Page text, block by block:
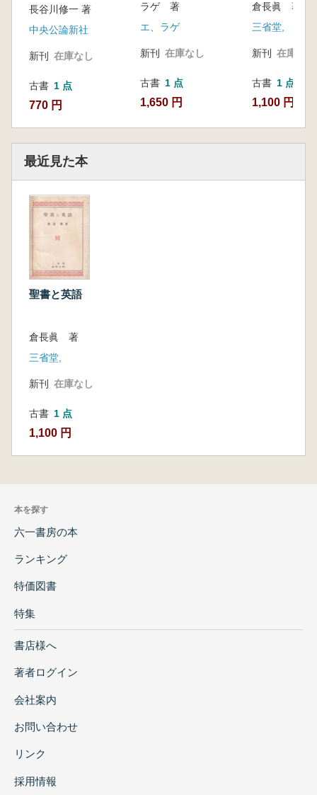
長谷川修一 著
中央公論新社
新刊 在庫なし
古書 1 点
770 円
ラゲ 著
エ、ラゲ
新刊 在庫なし
古書 1 点
1,650 円
倉長眞 著
三省堂,
新刊 在庫なし
古書 1 点
1,100 円
最近見た本
聖書と英語
倉長眞 著
三省堂,
新刊 在庫なし
古書 1 点
1,100 円
本を探す
六一書房の本
ランキング
特価図書
特集
書店様へ
著者ログイン
会社案内
お問い合わせ
リンク
採用情報